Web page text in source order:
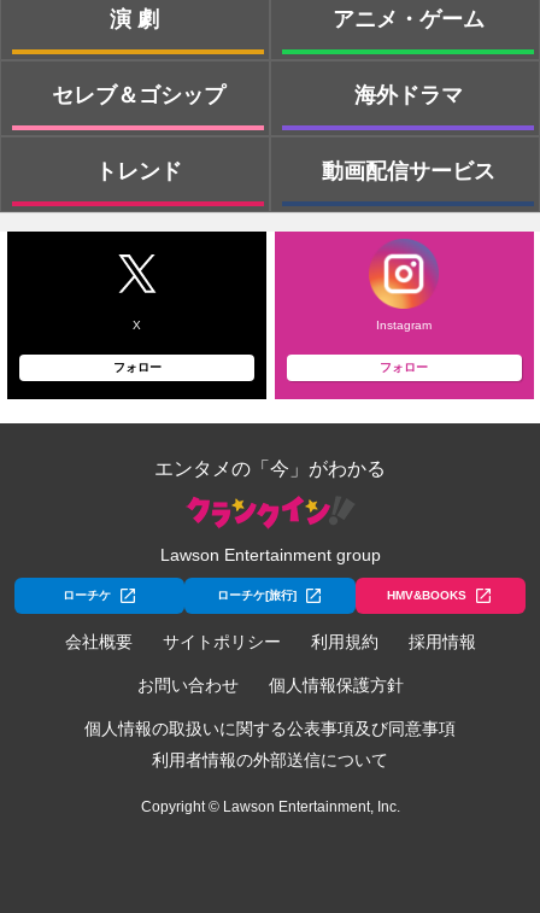
演劇
セレブ＆ゴシップ
トレンド
アニメ・ゲーム
海外ドラマ
動画配信サービス
X
フォロー
Instagram
フォロー
エンタメの「今」がわかる
Lawson Entertainment group
ローチケ ローチケ[旅行] HMV&BOOKS
会社概要 サイトポリシー 利用規約 採用情報
お問い合わせ 個人情報保護方針
個人情報の取扱いに関する公表事項及び同意事項
利用者情報の外部送信について
Copyright © Lawson Entertainment, Inc.